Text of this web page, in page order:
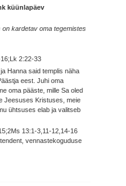
küünlapäev
on kardetav oma tegemistes
2:22-33
Hanna said templis näha
eest. Juhi oma
oma pääste, mille Sa oled
Jeesuses Kristuses, meie
ühtsuses elab ja valitseb
13:1-3,11-12,14-16
vennastekoguduse